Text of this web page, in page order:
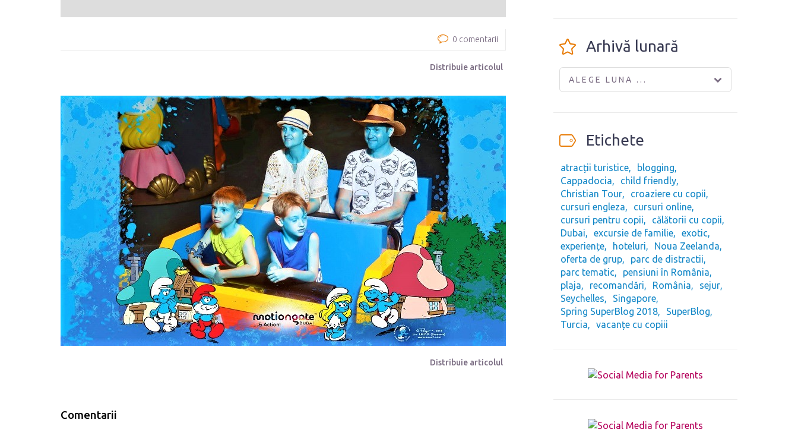
0 comentarii
Distribuie articolul
Distribuie articolul
Comentarii
Arhivă lunară
ALEGE LUNA ...
Etichete
atracții turistice
blogging
Cappadocia
child friendly
Christian Tour
croaziere cu copii
cursuri engleza
cursuri online
cursuri pentru copii
călătorii cu copii
Dubai
excursie de familie
exotic
experiențe
hoteluri
Noua Zeelanda
oferta de grup
parc de distractii
parc tematic
pensiuni în România
plaja
recomandări România
sejur
Seychelles
Singapore
Spring SuperBlog 2018
SuperBlog
Turcia
vacanțe cu copiii